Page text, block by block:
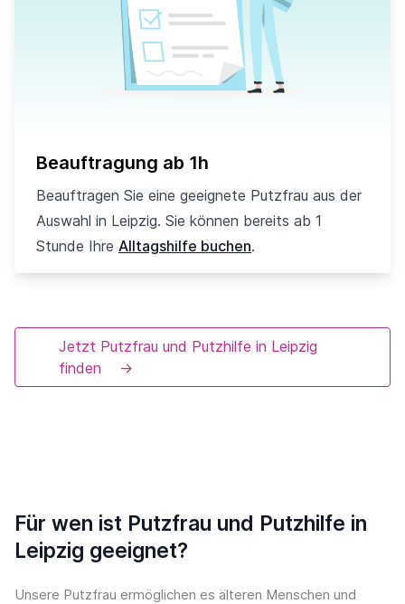
Beauftragung ab 1h
Beauftragen Sie eine geeignete Putzfrau aus der
Auswahl in Leipzig. Sie können bereits ab 1
Stunde Ihre Alltagshilfe buchen.
Jetzt Putzfrau und Putzhilfe in Leipzig
finden
→
Für wen ist Putzfrau und Putzhilfe in
Leipzig geeignet?
Unsere Putzfrau ermöglichen es älteren Menschen und